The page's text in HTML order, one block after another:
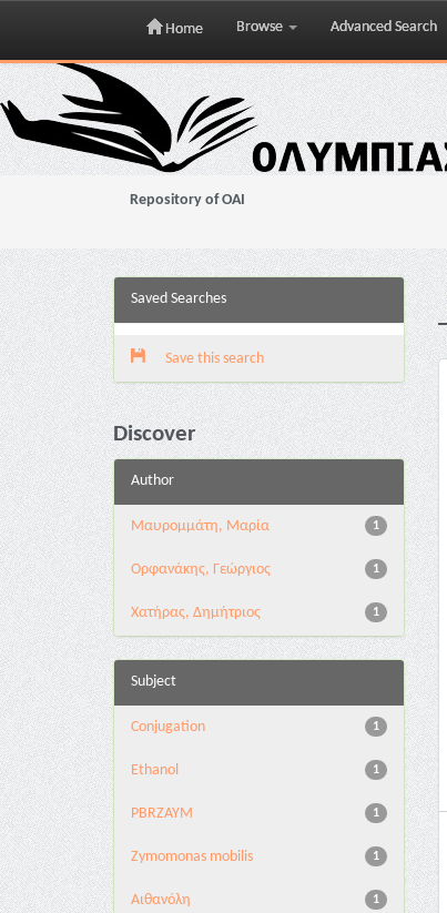
Skip
navigation
Home Browse Advanced Search
Repository of OAI
Saved Searches
Save this search
Discover
Author
1
Μαυρομμάτη, Μαρία
1
Ορφανάκης, Γεώργιος
1
Χατήρας, Δημήτριος
Subject
1
Conjugation
1
Ethanol
1
PBRZAYM
1
Zymomonas mobilis
1
Αιθανόλη